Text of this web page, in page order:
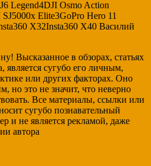
Legend4DJI Osmo Action
Elite3GoPro Hero 11
X32Insta360 Х40 Василий
Высказанное в обзорах, статьях
является сугубо его личным,
или других факторах. Оно
но это не значит, что неверно
Все материалы, ссылки или
сугубо познавательный
и не является рекламой, даже
автора